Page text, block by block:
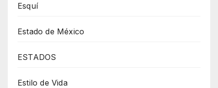
Esquí
Estado de México
ESTADOS
Estilo de Vida